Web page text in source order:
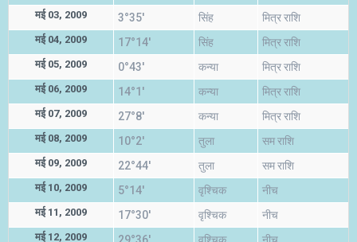
मई 03, 2009 3°35' सिंह मित्र राशि
मई 04, 2009 17°14' सिंह मित्र राशि
मई 05, 2009 0°43' कन्या मित्र राशि
मई 06, 2009 14°1' कन्या मित्र राशि
मई 07, 2009 27°8' कन्या मित्र राशि
मई 08, 2009 10°2' तुला सम राशि
मई 09, 2009 22°44' तुला सम राशि
मई 10, 2009 5°14' वृश्चिक नीच
मई 11, 2009 17°30' वृश्चिक नीच
मई 12, 2009